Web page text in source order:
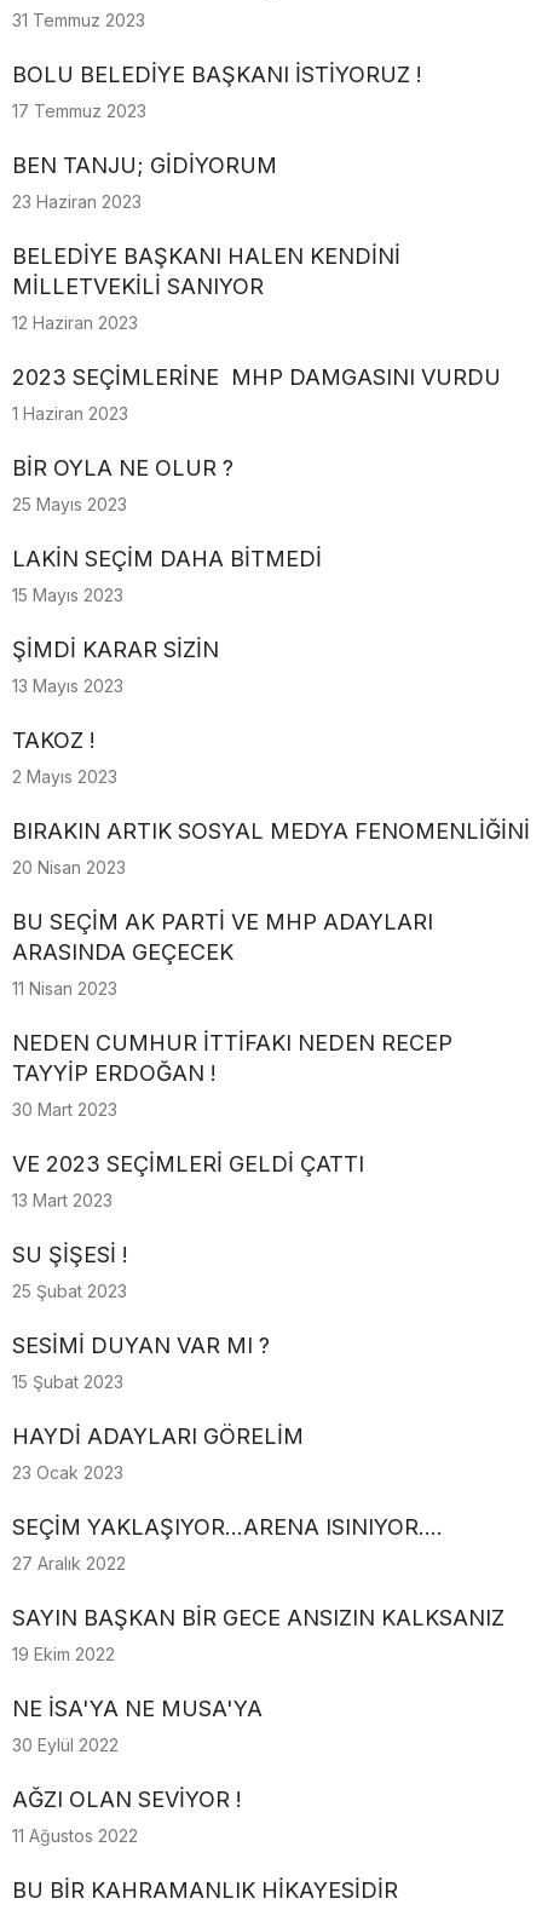
31 Temmuz 2023
BOLU BELEDİYE BAŞKANI İSTİYORUZ !
17 Temmuz 2023
BEN TANJU; GİDİYORUM
23 Haziran 2023
BELEDİYE BAŞKANI HALEN KENDİNİ
MİLLETVEKİLİ SANIYOR
12 Haziran 2023
2023 SEÇİMLERİNE MHP DAMGASINI VURDU
1 Haziran 2023
BİR OYLA NE OLUR ?
25 Mayıs 2023
LAKİN SEÇİM DAHA BİTMEDİ
15 Mayıs 2023
ŞİMDİ KARAR SİZİN
13 Mayıs 2023
TAKOZ !
2 Mayıs 2023
BIRAKIN ARTIK SOSYAL MEDYA FENOMENLİĞİNİ
20 Nisan 2023
BU SEÇİM AK PARTİ VE MHP ADAYLARI
ARASINDA GEÇECEK
11 Nisan 2023
NEDEN CUMHUR İTTİFAKI NEDEN RECEP
TAYYİP ERDOĞAN !
30 Mart 2023
VE 2023 SEÇİMLERİ GELDİ ÇATTI
13 Mart 2023
SU ŞİŞESİ !
25 Şubat 2023
SESİMİ DUYAN VAR MI ?
15 Şubat 2023
HAYDİ ADAYLARI GÖRELİM
23 Ocak 2023
SEÇİM YAKLAŞIYOR...ARENA ISINIYOR....
27 Aralık 2022
SAYIN BAŞKAN BİR GECE ANSIZIN KALKSANIZ
19 Ekim 2022
NE İSA'YA NE MUSA'YA
30 Eylül 2022
AĞZI OLAN SEVİYOR !
11 Ağustos 2022
BU BİR KAHRAMANLIK HİKAYESİDİR